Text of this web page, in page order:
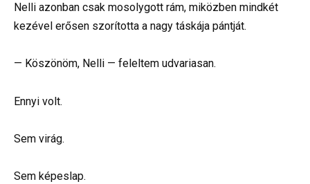
Nelli azonban csak mosolygott rám, miközben mindkét
kezével erősen szorította a nagy táskája pántját.
— Köszönöm, Nelli — feleltem udvariasan.
Ennyi volt.
Sem virág.
Sem képeslap.